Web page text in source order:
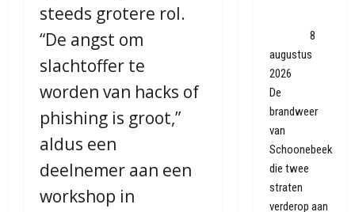
steeds grotere rol.
“De angst om
slachtoffer te
worden van hacks of
phishing is groot,”
aldus een
deelnemer aan een
workshop in
8
augustus
2026
De
brandweer
van
Schoonebeek
die twee
straten
verderop aan